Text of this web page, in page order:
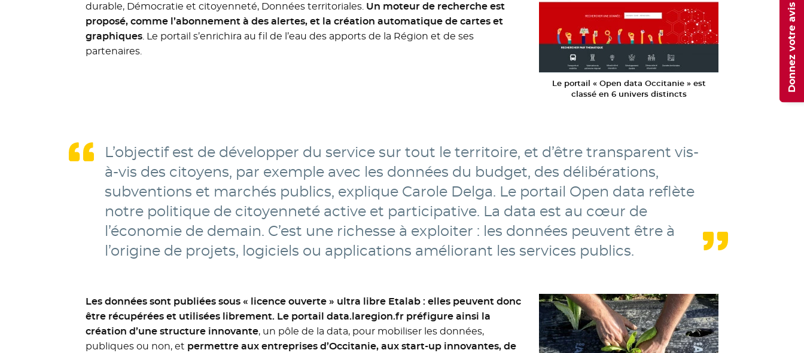
Le portail « Open data Occitanie » est
classé en 6 univers distincts
durable, Démocratie et citoyenneté, Données territoriales. Un moteur de recherche est
proposé, comme l’abonnement à des alertes, et la création automatique de cartes et
graphiques. Le portail s’enrichira au fil de l’eau des apports de la Région et de ses
partenaires.
L’objectif est de développer du service sur tout le territoire, et d’être transparent vis-
à-vis des citoyens, par exemple avec les données du budget, des délibérations,
subventions et marchés publics, explique Carole Delga. Le portail Open data reflète
notre politique de citoyenneté active et participative. La data est au cœur de
l’économie de demain. C’est une richesse à exploiter : les données peuvent être à
l’origine de projets, logiciels ou applications améliorant les services publics.
Les données sont publiées sous « licence ouverte » ultra libre Etalab : elles peuvent donc
être récupérées et utilisées librement. Le portail data.laregion.fr préfigure ainsi la
création d’une structure innovante, un pôle de la data, pour mobiliser les données,
publiques ou non, et permettre aux entreprises d’Occitanie, aux start-up innovantes, de
Donnez votre avis